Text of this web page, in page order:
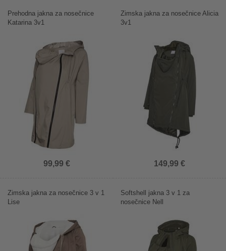
Prehodna jakna za nosečnice
Katarina 3v1
99,99 €
Zimska jakna za nosečnice Alicia
3v1
149,99 €
Zimska jakna za nosečnice 3 v 1
Lise
Softshell jakna 3 v 1 za
nosečnice Nell